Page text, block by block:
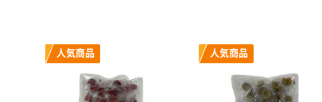
人気商品 人気商品